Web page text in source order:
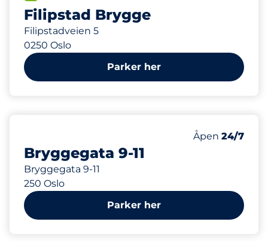
Filipstad Brygge
Filipstadveien 5
0250 Oslo
Parker her
Bryggegata 9-11
Bryggegata 9-11
250 Oslo
Antall
5
Åpen 24/7
Parker her